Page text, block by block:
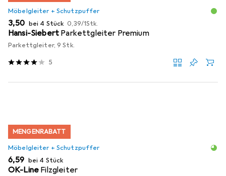
Möbelgleiter + Schutzpuffer
EUR
3,50 bei 4 Stück EUR
0,39/1Stk.
Hansi-Siebert Parkettgleiter Premium
Parkettgleiter, 9 Stk.
5
MENGENRABATT
Möbelgleiter + Schutzpuffer
EUR
6,59 bei 4 Stück
OK-Line Filzgleiter